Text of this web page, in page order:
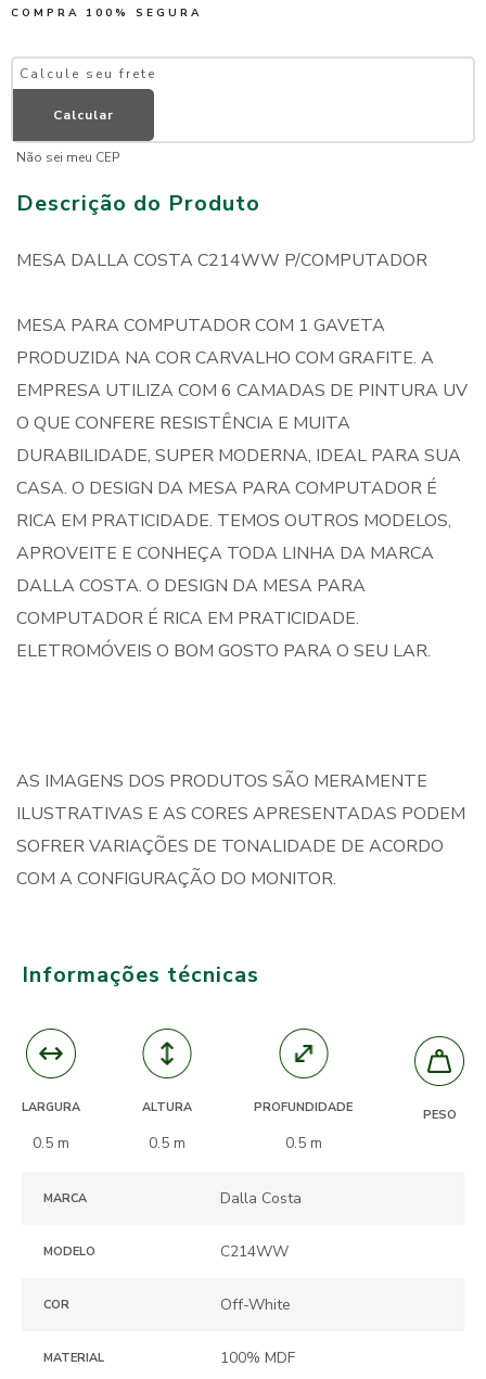
COMPRA 100% SEGURA
Não sei meu CEP
Descrição do Produto
MESA DALLA COSTA C214WW P/COMPUTADOR
MESA PARA COMPUTADOR COM 1 GAVETA
PRODUZIDA NA COR CARVALHO COM GRAFITE. A
EMPRESA UTILIZA COM 6 CAMADAS DE PINTURA UV
O QUE CONFERE RESISTÊNCIA E MUITA
DURABILIDADE, SUPER MODERNA, IDEAL PARA SUA
CASA. O DESIGN DA MESA PARA COMPUTADOR É
RICA EM PRATICIDADE. TEMOS OUTROS MODELOS,
APROVEITE E CONHEÇA TODA LINHA DA MARCA
DALLA COSTA. O DESIGN DA MESA PARA
COMPUTADOR É RICA EM PRATICIDADE.
ELETROMÓVEIS O BOM GOSTO PARA O SEU LAR.
AS IMAGENS DOS PRODUTOS SÃO MERAMENTE
ILUSTRATIVAS E AS CORES APRESENTADAS PODEM
SOFRER VARIAÇÕES DE TONALIDADE DE ACORDO
COM A CONFIGURAÇÃO DO MONITOR.
Informações técnicas
LARGURA
0.5 m
ALTURA
0.5 m
PROFUNDIDADE
0.5 m
PESO
MARCA Dalla Costa
MODELO C214WW
COR Off-White
MATERIAL 100% MDF